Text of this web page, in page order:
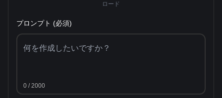
ロード
プロンプト (必須)
0 / 2000